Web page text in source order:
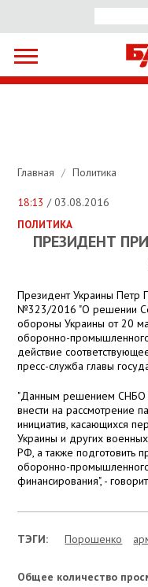
Главная / Политика
18:13 / 03.08.2016
ПОЛИТИКА
ПРЕЗИДЕНТ
Президент Украины Петр
№323/2016 "О решении
обороны Украины от 20
оборонно-
действие
пресс-служба главы
"Данным решением СНБО
внести на рассмотрение
инициатив, касающихся
Украины и других
РФ, а также подготовить
оборонно-
финансирования", -
ТЭГИ: Порошенко
Общее количество